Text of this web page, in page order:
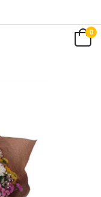
0